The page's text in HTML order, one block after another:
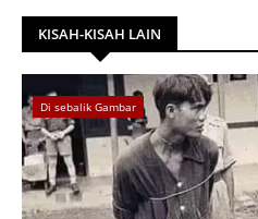
KISAH-KISAH LAIN
Di sebalik Gambar